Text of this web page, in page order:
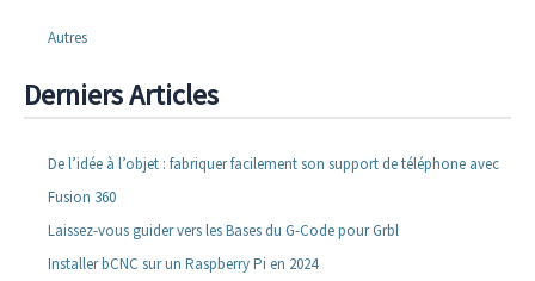
Autres
Derniers Articles
De l’idée à l’objet : fabriquer facilement son support de téléphone avec
Fusion 360
Laissez-vous guider vers les Bases du G-Code pour Grbl
Installer bCNC sur un Raspberry Pi en 2024